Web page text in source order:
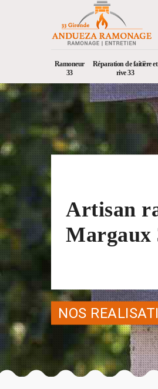
Ramoneur
33
Réparation de faîtière et
rive 33
Artisan
Margaux
NOS